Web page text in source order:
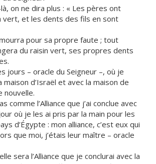
on ne dira plus : « Les pères ont
vert, et les dents des fils en sont
pour sa propre faute ; tout
du raisin vert, ses propres dents
jours – oracle du Seigneur –, où je
maison d’Israël et avec la maison de
nouvelle.
comme l’Alliance que j’ai conclue avec
où je les ai pris par la main pour les
d’Égypte : mon alliance, c’est eux qui
que moi, j’étais leur maître – oracle
sera l’Alliance que je conclurai avec la